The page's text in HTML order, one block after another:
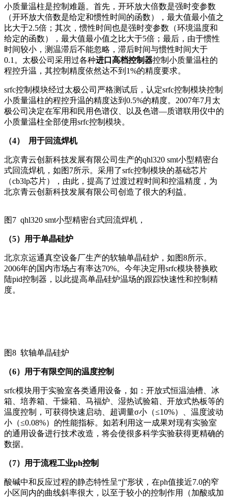
小质量温柱是控制难题。首先，开环放大倍数是强时变参数
（开环放大倍数是给定和惯性时间的函数），最大值最小值之
比大于2.5倍；其次，惯性时间也是强时变参数（环境温度和
给定的函数），最大值最小值之比大于5倍；最后，由于惯性
时间较小，测温滞后不能忽略，滞后时间与惯性时间大于
0.1。太极公司采用过各种进口高档控制器控制小质量温柱的
程控升温，其控制精度依然达不到1%的精度要求。
srfc控制模块经过太极公司严格测试后，认定srfc控制模块控制
小质量温柱的程控升温的精度达到0.5%的精度。2007年7月太
极公司决定在军用和民用色谱仪、以及色谱—质谱联用仪中的
小质量温柱全部使用srfc控制模块。
（4） 用于回流焊机
北京青云创新科技发展有限公司生产的qhl320 smt小型精密台
式回流焊机，如图7所示。采用了srfc控制模块的基础芯片
（cb3lp芯片），由此，提高了过渡过程时间和控温精度，为
北京青云创新科技发展有限公司创造了很大的利益。
图7 qhl320 smt小型精密台式回流焊机，
（5）用于单晶硅炉
北京京运通真空设备厂生产的软轴单晶硅炉，如图8所示。
2006年的国内市场占有率达70%。今年决定用srfc模块替换欧
陆pid控制器，以此提高单晶硅炉温场的跟踪快速性和控制精
度。
图8 软轴单晶硅炉
（6）用于有限空间的温度控制
srfc模块用于实验室各类通用设备，如：开放式恒温油槽、冰
箱、培养箱、干燥箱、马福炉、湿热试验箱、开放式热板等的
温度控制，可获得快速启动、超调量σ小（≤10%）、温度波动
小（≤0.08%）的性能指标。如若利用这一成果对现有实验室
的通用设备进行技术改造，将会使很多科学实验获得更精确的
数据。
（7） 用于流程工业ph控制
酸碱中和反应过程的静态特性呈“∫”形状，在ph值接近7.0的窄
小区间内的曲线斜率很大，以至于较小的控制作用（加酸或加